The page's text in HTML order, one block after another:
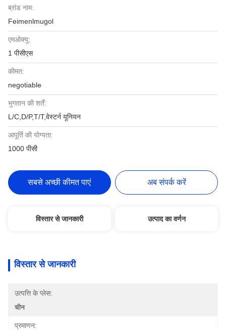
ब्रांड नाम:
Feimenlmugol
एमओक्यू:
1 पीसीएस
कीमत:
negotiable
भुगतान की शर्तें:
L/C,D/P,T/T,वेस्टर्न यूनियन
आपूर्ति की योग्यता:
1000 पीसी
सबसे अच्छी कीमत पाएं अब संपर्क करें
विस्तार से जानकारी उत्पाद का वर्णन
विस्तार से जानकारी
उत्पत्ति के प्लेस:
चीन
प्रमाणन: